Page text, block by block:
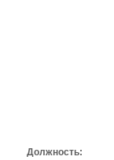
Должность: